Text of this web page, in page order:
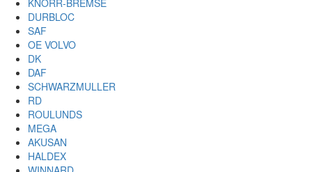
DURBLOC
SAF
OE VOLVO
DK
DAF
SCHWARZMULLER
RD
ROULUNDS
MEGA
AKUSAN
HALDEX